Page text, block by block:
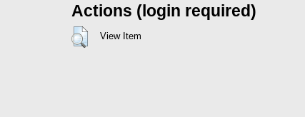
Actions (login required)
View Item